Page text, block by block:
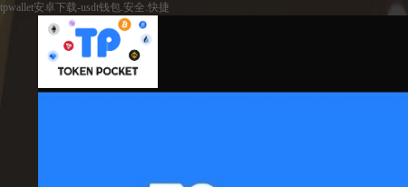
tpwallet安卓下载-usdt钱包.安全.快捷